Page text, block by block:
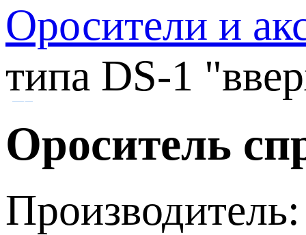
Оросители и
типа DS-1
Ороситель
Производитель: